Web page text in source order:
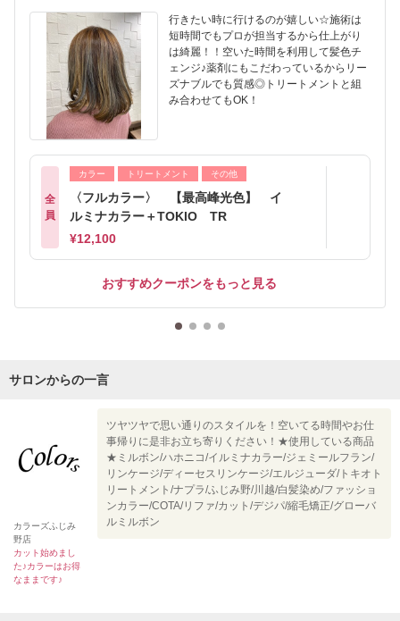
行きたい時に行けるのが嬉しい☆施術は
短時間でもプロが担当するから仕上がり
は綺麗！！空いた時間を利用して髪色チ
ェンジ♪薬剤にもこだわっているからリー
ズナブルでも質感◎トリートメントと組
み合わせてもOK！
全
員
カラー トリートメント その他
〈フルカラー〉 【最高峰光色】 イ
ルミナカラー＋TOKIO TR
¥12,100
おすすめクーポンをもっと見る
サロンからの一言
カラーズふじみ
野店
カット始めまし
た♪カラーはお得
なままです♪
ツヤツヤで思い通りのスタイルを！空いてる時間やお仕
事帰りに是非お立ち寄りください！★使用している商品
★ミルボン/ハホニコ/イルミナカラー/ジェミールフラン/
リンケージ/ディーセスリンケージ/エルジューダ/トキオト
リートメント/ナプラ/ふじみ野/川越/白髪染め/ファッショ
ンカラー/COTA/リファ/カット/デジパ/縮毛矯正/グローバ
ルミルボン